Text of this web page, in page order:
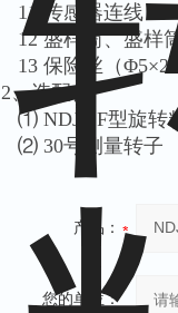
11 传感器连线
12 盛样筒、盛样
13 保险丝（
2、选配件
⑴ NDJ-1F型旋转
⑵ 30号测量转子
产品：
您的单位：